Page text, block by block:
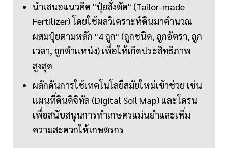
นำเสนอแนวคิด "ปุ๋ยสั่งตัด" (Tailor-made
Fertilizer) โดยใช้ผลวิเคราะห์ดินมาคำนวณ
ผสมปุ๋ยตามหลัก "4 ถูก" (ถูกชนิด, ถูกอัตรา, ถูก
เวลา, ถูกตำแหน่ง) เพื่อให้เกิดประสิทธิภาพ
สูงสุด
ผลักดันการใช้เทคโนโลยีสมัยใหม่เข้าช่วย เช่น
แผนที่ดินดิจิทัล (Digital Soil Map) และโดรน
เพื่อสนับสนุนการทำเกษตรแม่นยำและเพิ่ม
ความสะดวกให้เกษตรกร